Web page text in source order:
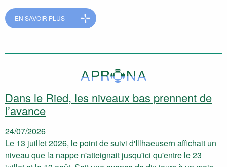
EN SAVOIR PLUS
Dans le Ried, les niveaux bas prennent de
l’avance
24/07/2026
Le 13 juillet 2026, le point de suivi d'Illhaeusern affichait un
niveau que la nappe n'atteignait jusqu'ici qu'entre le 23